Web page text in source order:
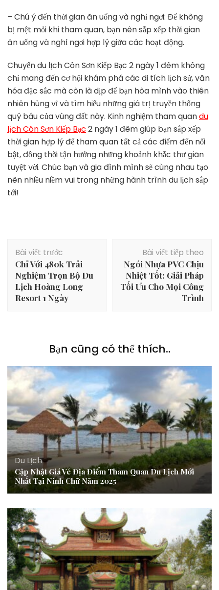
– Chú ý đến thời gian ăn uống và nghỉ ngơi: Để không
bị mệt mỏi khi tham quan, bạn nên sắp xếp thời gian
ăn uống và nghỉ ngơi hợp lý giữa các hoạt động.
Chuyến du lịch Côn Sơn Kiếp Bạc 2 ngày 1 đêm không
chỉ mang đến cơ hội khám phá các di tích lịch sử, văn
hóa đặc sắc mà còn là dịp để bạn hòa mình vào thiên
nhiên hùng vĩ và tìm hiểu những giá trị truyền thống
quý báu của vùng đất này. Kinh nghiệm tham quandu
lịch Côn Sơn Kiếp Bạc 2 ngày 1 đêm giúp bạn sắp xếp
thời gian hợp lý để tham quan tất cả các điểm đến nổi
bật, đồng thời tận hưởng những khoảnh khắc thư giãn
tuyệt vời. Chúc bạn và gia đình mình sẽ cùng nhau tạo
nên nhiều niềm vui trong những hành trình du lịch sắp
tới!
Điều
hướng
bài
viết
Bài viết trước
Chỉ Với 480k Trải
Nghiệm Trọn Bộ Du
Lịch Hoàng Long
Resort 1 Ngày
Bài viết tiếp theo
Ngói Nhựa PVC Chịu
Nhiệt Tốt: Giải Pháp
Tối Ưu Cho Mọi Công
Trình
Bạn cũng có thể thích..
Du Lịch
Cập Nhật Giá Vé Địa Điểm Tham Quan Du Lịch Mới
Nhất Tại Ninh Chữ Năm 2025